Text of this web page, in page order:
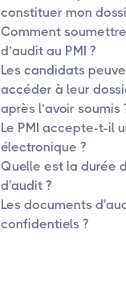
constituer mon
Comment
d’audit au PMI ?
Les candidats
accéder à leur
après l’avoir soumis
Le PMI accepte-t-il
électronique ?
Quelle est la durée
d'audit ?
Les documents
confidentiels ?